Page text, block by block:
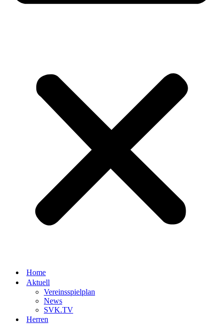
Home
Aktuell
Vereinsspielplan
News
SVK.TV
Herren